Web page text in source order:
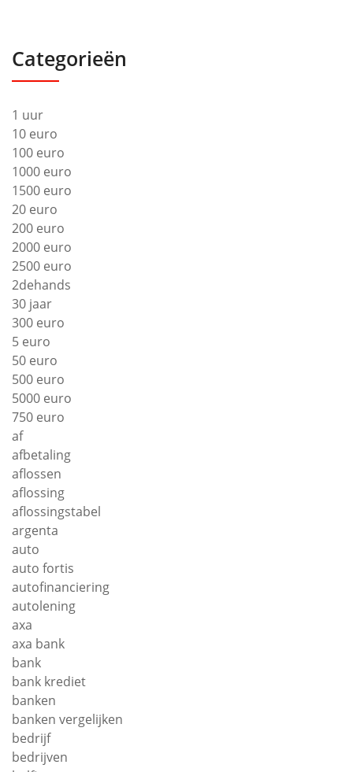
Categorieën
1 uur
10 euro
100 euro
1000 euro
1500 euro
20 euro
200 euro
2000 euro
2500 euro
2dehands
30 jaar
300 euro
5 euro
50 euro
500 euro
5000 euro
750 euro
af
afbetaling
aflossen
aflossing
aflossingstabel
argenta
auto
auto fortis
autofinanciering
autolening
axa
axa bank
bank
bank krediet
banken
banken vergelijken
bedrijf
bedrijven